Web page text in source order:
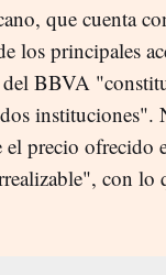
que cuenta
los principales
BBVA
instituciones".
precio ofrecido
con lo